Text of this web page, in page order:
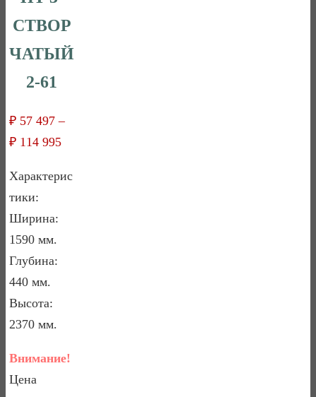
СТВОР
ЧАТЫЙ
2-61
₽ 57 497 –
₽ 114 995
Характерис
тики:
Ширина:
1590 мм.
Глубина:
440 мм.
Высота:
2370 мм.
Внимание!
Цена